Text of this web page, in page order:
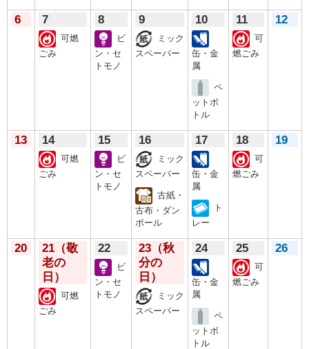
6 7
可燃
ごみ
8
ビ
ン・セ
トモノ
9
ミック
スペーパー
10
缶・金
属
ペ
ットボ
トル
11
可
燃ごみ
12
13 14
可燃
ごみ
15
ビ
ン・セ
トモノ
16
ミック
スペーパー
古紙・
古布・ダン
ボール
17
缶・金
属
ト
レー
18
可
燃ごみ
19
20 21 （敬
老の
日）
可燃
ごみ
22
ビ
ン・セ
トモノ
23 （秋
分の
日）
ミック
スペーパー
24
缶・金
属
ペ
ットボ
トル
25
可
燃ごみ
26